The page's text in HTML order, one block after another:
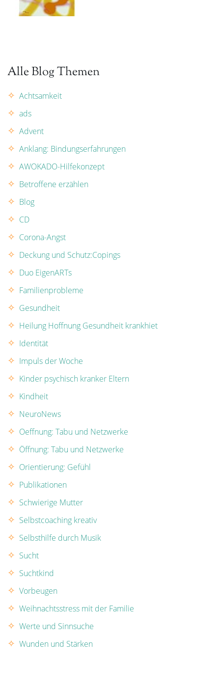
Alle Blog Themen
Achtsamkeit
ads
Advent
Anklang: Bindungserfahrungen
AWOKADO-Hilfekonzept
Betroffene erzählen
Blog
CD
Corona-Angst
Deckung und Schutz:Copings
Duo EigenARTs
Familienprobleme
Gesundheit
Heilung Hoffnung Gesundheit krankhiet
Identität
Impuls der Woche
Kinder psychisch kranker Eltern
Kindheit
NeuroNews
Oeffnung: Tabu und Netzwerke
Öffnung: Tabu und Netzwerke
Orientierung: Gefühl
Publikationen
Schwierige Mutter
Selbstcoaching kreativ
Selbsthilfe durch Musik
Sucht
Suchtkind
Vorbeugen
Weihnachtsstress mit der Familie
Werte und Sinnsuche
Wunden und Stärken